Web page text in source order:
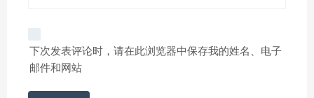
下次发表评论时，请在此浏览器中保存我的姓名、电子
邮件和网站